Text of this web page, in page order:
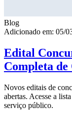
Blog
Adicionado em: 05/
Edital
Completa
Novos editais de
abertas. Acesse a
serviço público.